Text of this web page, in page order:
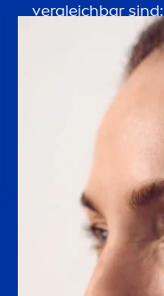
vergleichbar sind: